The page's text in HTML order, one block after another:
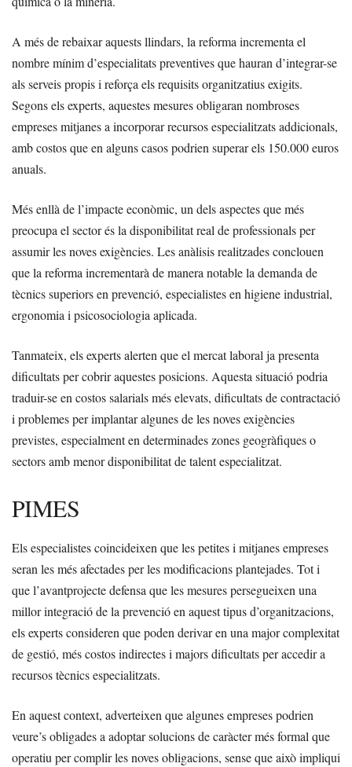
A més de rebaixar aquests llindars, la reforma incrementa el
nombre mínim d’especialitats preventives que hauran d’integrar-se
als serveis propis i reforça els requisits organitzatius exigits.
Segons els experts, aquestes mesures obligaran nombroses
empreses mitjanes a incorporar recursos especialitzats addicionals,
amb costos que en alguns casos podrien superar els 150.000 euros
anuals.
Més enllà de l’impacte econòmic, un dels aspectes que més
preocupa el sector és la disponibilitat real de professionals per
assumir les noves exigències. Les anàlisis realitzades conclouen
que la reforma incrementarà de manera notable la demanda de
tècnics superiors en prevenció, especialistes en higiene industrial,
ergonomia i psicosociologia aplicada.
Tanmateix, els experts alerten que el mercat laboral ja presenta
dificultats per cobrir aquestes posicions. Aquesta situació podria
traduir-se en costos salarials més elevats, dificultats de contractació
i problemes per implantar algunes de les noves exigències
previstes, especialment en determinades zones geogràfiques o
sectors amb menor disponibilitat de talent especialitzat.
PIMES
Els especialistes coincideixen que les petites i mitjanes empreses
seran les més afectades per les modificacions plantejades. Tot i
que l’avantprojecte defensa que les mesures persegueixen una
millor integració de la prevenció en aquest tipus d’organitzacions,
els experts consideren que poden derivar en una major complexitat
de gestió, més costos indirectes i majors dificultats per accedir a
recursos tècnics especialitzats.
En aquest context, adverteixen que algunes empreses podrien
veure’s obligades a adoptar solucions de caràcter més formal que
operatiu per complir les noves obligacions, sense que això impliqui